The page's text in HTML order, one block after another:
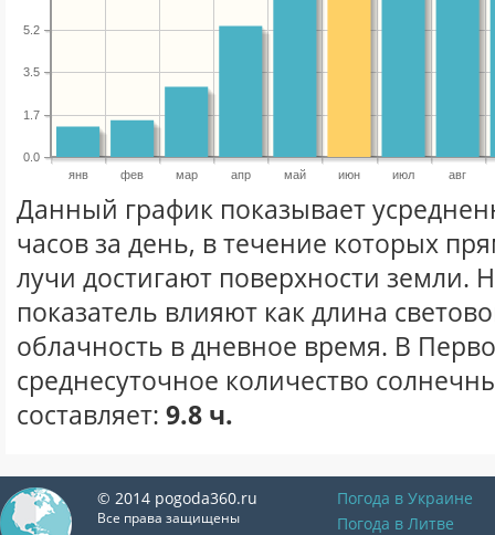
янв фев мар апр май июн июл авг
0.0
1.7
3.5
5.2
Данный график показывает
часов за день, в течение которых
лучи достигают поверхности земли.
показатель влияют как длина
облачность в дневное время. В
среднесуточное количество
составляет: 9.8 ч.
© 2014 pogoda360.ru
Все права защищены
Погода в Украине
Погода в Литве